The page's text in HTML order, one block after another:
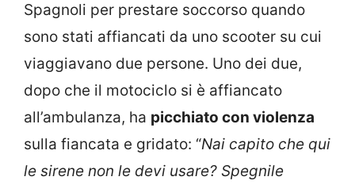
Spagnoli per prestare soccorso quando
sono stati affiancati da uno scooter su cui
viaggiavano due persone. Uno dei due,
dopo che il motociclo si è affiancato
all’ambulanza, ha picchiato con violenza
sulla fiancata e gridato: “Nai capito che qui
le sirene non le devi usare? Spegnile